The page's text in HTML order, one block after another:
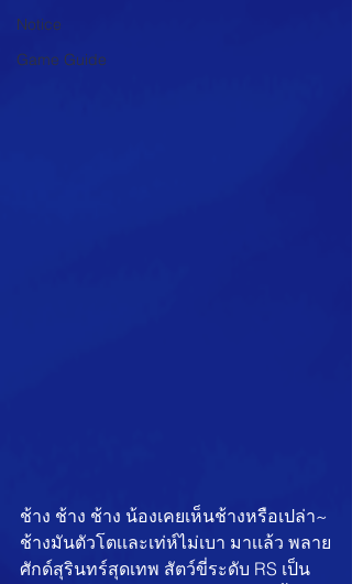
Notice
Game Guide
ช้าง ช้าง ช้าง น้องเคยเห็นช้างหรือเปล่า~
ช้างมันตัวโตเเละเท่ห์ไม่เบา มาเเล้ว พลาย
ศักด์สุรินทร์สุดเทพ สัตว์ขี่ระดับ RS เป็น